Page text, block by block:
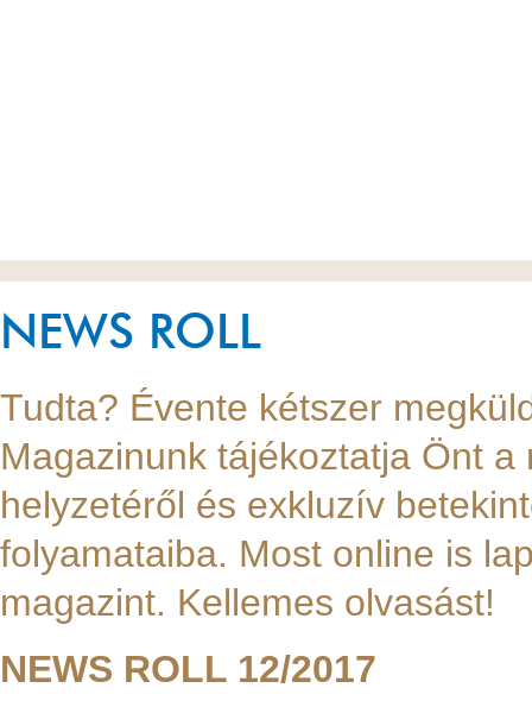
NEWS ROLL
Tudta? Évente kétszer
Magazinunk tájékoztatja Önt
helyzetéről és exkluzív
folyamataiba. Most online is
magazint. Kellemes olvasást!
NEWS ROLL 12/2017